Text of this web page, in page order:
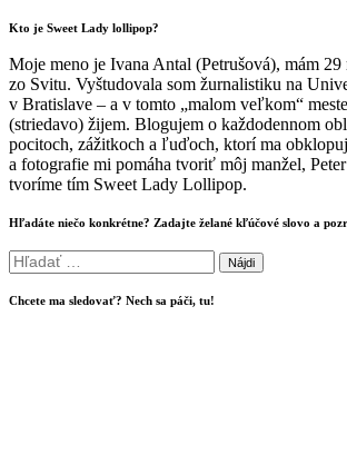
Kto je Sweet Lady lollipop?
Moje meno je Ivana Antal (Petrušová), mám
zo Svitu. Vyštudovala som žurnalistiku na
v Bratislave – a v tomto „malom veľkom“
(striedavo) žijem. Blogujem o každodennom
pocitoch, zážitkoch a ľuďoch, ktorí ma
a fotografie mi pomáha tvoriť môj manžel,
tvoríme tím Sweet Lady Lollipop.
Hľadáte niečo konkrétne? Zadajte želané kľúčové slovo a
Hľadať:
Chcete ma sledovať? Nech sa páči, tu!